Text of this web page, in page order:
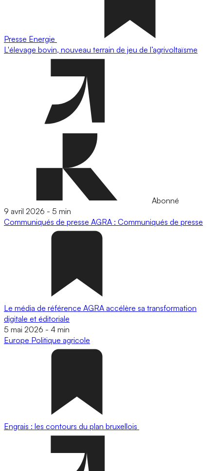
Presse Energie
L'élevage bovin, nouveau terrain de jeu de l’agrivoltaïsme
Abonné
9 avril 2026 - 5 min
Communiqués de presse AGRA : Communiqués de presse
Le média de référence AGRA accélère sa transformation
digitale et éditoriale
5 mai 2026 - 4 min
Europe Politique agricole
Engrais : les contours du plan bruxellois